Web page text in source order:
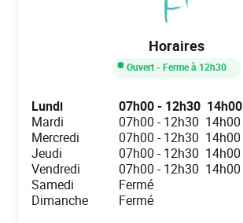
Horaires
Ouvert- Ferme à 12h30
Day of the WeekHours
Lundi 07h00- 12h30 14h00
Mardi
07h00 -12h30 14h00
Mercredi
07h00 -12h30 14h00
Jeudi
07h00 -12h30 14h00
Vendredi
07h00 -12h30 14h00
Samedi
Fermé
Dimanche
Fermé